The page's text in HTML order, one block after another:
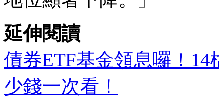
延伸閱讀
債券ETF基金領息囉！
少錢一次看！